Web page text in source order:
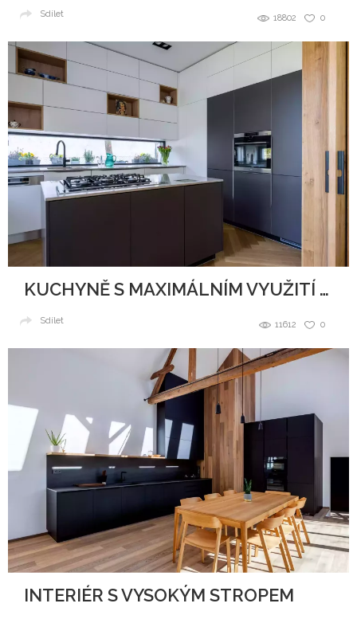
0
18802
Sdílet
KUCHYNĚ S MAXIMÁLNÍM VYUŽITÍ PROSTORU
0
11612
Sdílet
INTERIÉR S VYSOKÝM STROPEM